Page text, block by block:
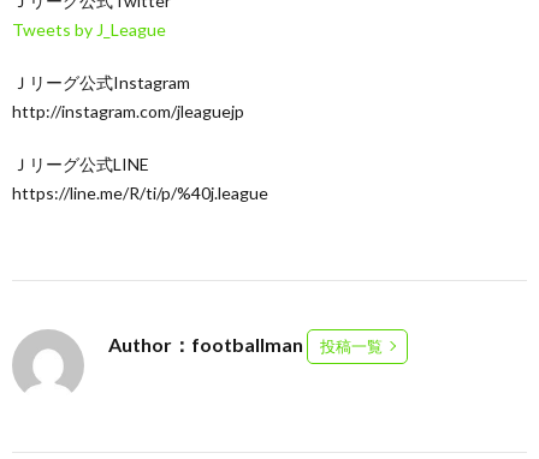
Tweets by J_League
Ｊリーグ公式Instagram
http://instagram.com/jleaguejp
Ｊリーグ公式LINE
https://line.me/R/ti/p/%40j.league
Author：footballman 投稿一覧